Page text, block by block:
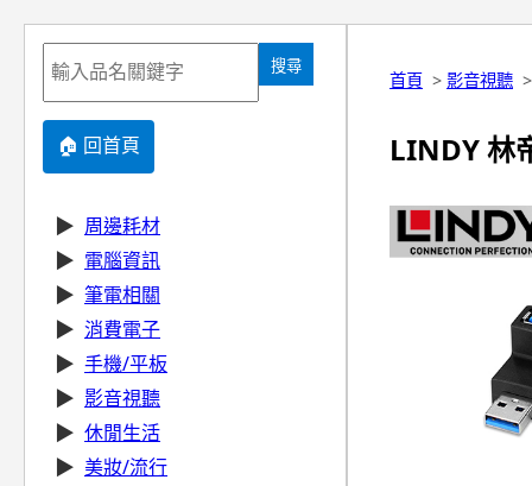
搜尋
🏠 回首頁
▶ 周邊耗材
▶ 電腦資訊
▶ 筆電相關
▶ 消費電子
▶ 手機/平板
▶ 影音視聽
▶ 休閒生活
▶ 美妝/流行
首頁 > 影音視聽
LINDY 林